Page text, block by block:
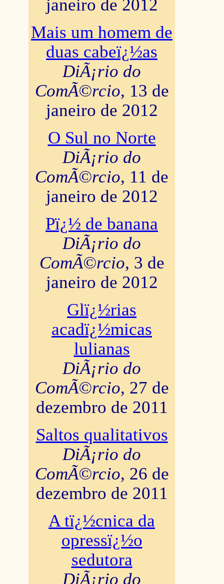
janeiro de 2012
Mais um homem de
duas cabeï¿½as
DiÃ¡rio do
ComÃ©rcio, 13 de
janeiro de 2012
O Sul no Norte
DiÃ¡rio do
ComÃ©rcio, 11 de
janeiro de 2012
Pï¿½ de banana
DiÃ¡rio do
ComÃ©rcio, 3 de
janeiro de 2012
Glï¿½rias
acadï¿½micas
lulianas
DiÃ¡rio do
ComÃ©rcio, 27 de
dezembro de 2011
Saltos qualitativos
DiÃ¡rio do
ComÃ©rcio, 26 de
dezembro de 2011
A tï¿½cnica da
opressï¿½o
sedutora
DiÃ¡rio do